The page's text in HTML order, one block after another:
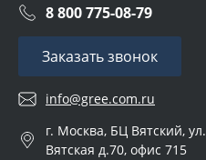
8 800 775-08-79
Заказать звонок
info@gree.com.ru
г. Москва, БЦ Вятский, ул.
Вятская д.70, офис 715